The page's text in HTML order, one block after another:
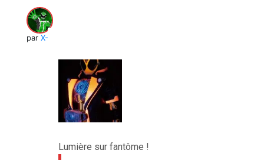
par X-Verine
Lumière sur fantôme !